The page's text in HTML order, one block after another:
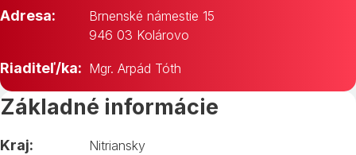
Adresa:
Brnenské námestie 15
946 03 Kolárovo
Riaditeľ/ka: Mgr. Arpád Tóth
Základné informácie
Kraj:
Nitriansky